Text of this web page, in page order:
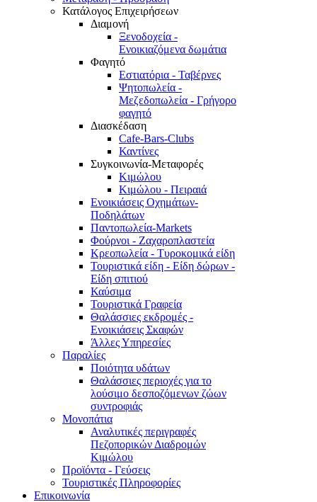
Κατάλογος Επιχειρήσεων
Διαμονή
Ξενοδοχεία -
Ενοικιαζόμενα δωμάτια
Φαγητό
Εστιατόρια - Ταβέρνες
Ψητοπωλεία -
Μεζεδοπωλεία - Γρήγορο
φαγητό
Διασκέδαση
Cafe-Bars-Clubs
Καντίνες
Συγκοινωνία-Μεταφορές
Κιμώλου
Κιμώλου - Πειραιά
Ενοικιάσεις Οχημάτων-
Ποδηλάτων
Παντοπωλεία-Markets
Φούρνοι - Ζαχαροπλαστεία
Κρεοπωλεία - Τυροκομικά είδη
Τουριστικά είδη - Είδη δώρων -
Είδη σπιτιού
Καύσιμα
Τουριστικά Γραφεία
Θαλάσσιες εκδρομές -
Ενοικιάσεις Σκαφών
Άλλες Υπηρεσίες
Παραλίες
Ποιότητα υδάτων
Θαλάσσιες περιοχές για το
λούσιμο δεσποζόμενων ζώων
συντροφιάς
Μονοπάτια
Αναλυτικές περιγραφές
Πεζοπορικών Διαδρομών
Κιμώλου
Προϊόντα - Γεύσεις
Τουριστικές Πληροφορίες
Επικοινωνία